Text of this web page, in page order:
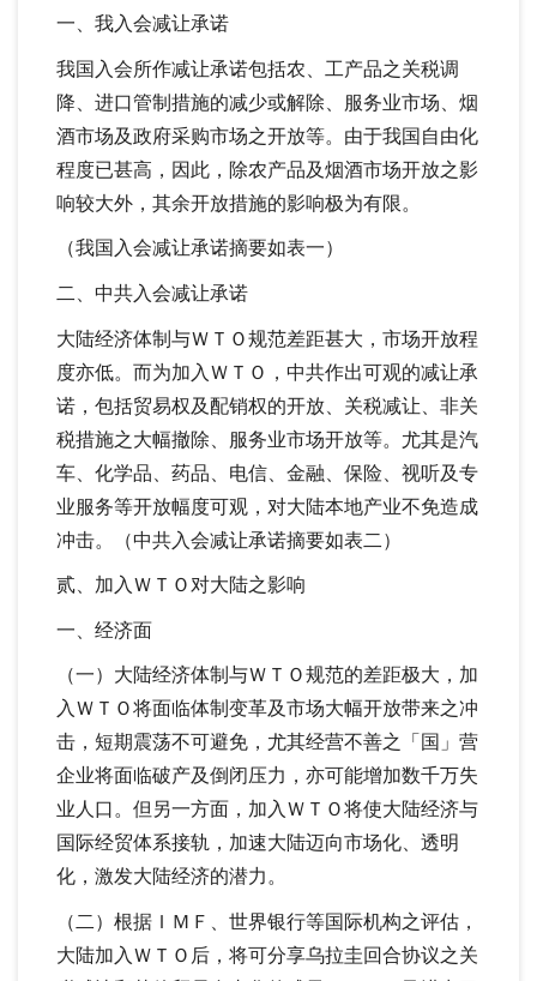
一、我入会减让承诺
我国入会所作减让承诺包括农、工产品之关税调
降、进口管制措施的减少或解除、服务业市场、烟
酒市场及政府采购市场之开放等。由于我国自由化
程度已甚高，因此，除农产品及烟酒市场开放之影
响较大外，其余开放措施的影响极为有限。
（我国入会减让承诺摘要如表一）
二、中共入会减让承诺
大陆经济体制与ＷＴＯ规范差距甚大，市场开放程
度亦低。而为加入ＷＴＯ，中共作出可观的减让承
诺，包括贸易权及配销权的开放、关税减让、非关
税措施之大幅撤除、服务业市场开放等。尤其是汽
车、化学品、药品、电信、金融、保险、视听及专
业服务等开放幅度可观，对大陆本地产业不免造成
冲击。（中共入会减让承诺摘要如表二）
贰、加入ＷＴＯ对大陆之影响
一、经济面
（一）大陆经济体制与ＷＴＯ规范的差距极大，加
入ＷＴＯ将面临体制变革及市场大幅开放带来之冲
击，短期震荡不可避免，尤其经营不善之「国」营
企业将面临破产及倒闭压力，亦可能增加数千万失
业人口。但另一方面，加入ＷＴＯ将使大陆经济与
国际经贸体系接轨，加速大陆迈向市场化、透明
化，激发大陆经济的潜力。
（二）根据ＩＭＦ、世界银行等国际机构之评估，
大陆加入ＷＴＯ后，将可分享乌拉圭回合协议之关